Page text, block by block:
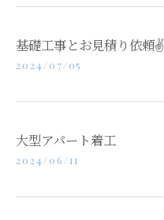
基礎工事とお見積り依頼✌️
2024/07/05
大型アパート着工
2024/06/11